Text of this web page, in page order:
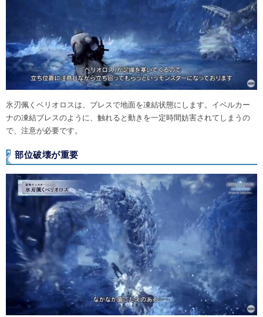
氷刃佩くベリオロスは、ブレスで地面を凍結状態にします。イベルカー
ナの凍結ブレスのように、触れると動きを一定時間妨害されてしまうの
で、注意が必要です。
部位破壊が重要